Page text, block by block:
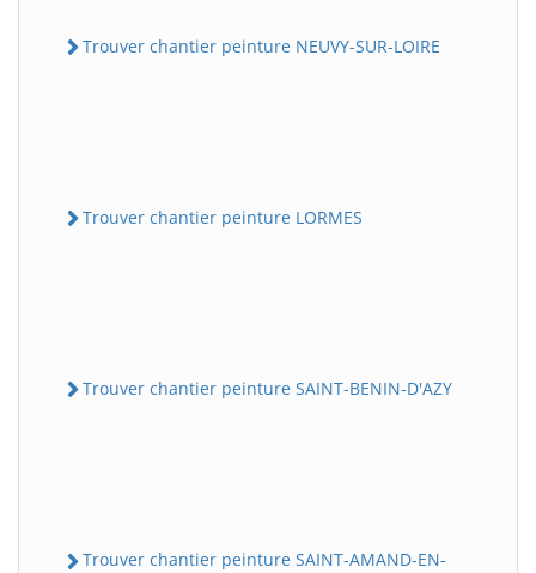
Trouver chantier peinture NEUVY-SUR-LOIRE
Trouver chantier peinture LORMES
Trouver chantier peinture SAINT-BENIN-D'AZY
Trouver chantier peinture SAINT-AMAND-EN-